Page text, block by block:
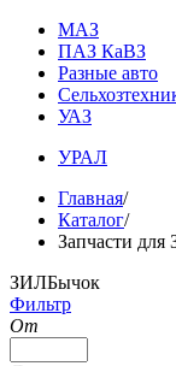
МАЗ
ПАЗ КаВЗ
Разные авто
УАЗ
УРАЛ
Главная/
Каталог/
Запчасти
ЗИЛБычок
Фильтр
От